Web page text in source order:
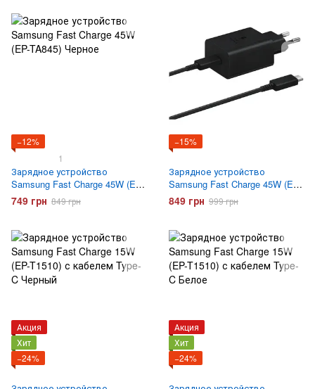
−12%
1
Зарядное устройство
Samsung Fast Charge 45W (EP-
TA845) Черное
749 грн 849 грн
−15%
Зарядное устройство
Samsung Fast Charge 45W (EP-
TA845) с кабелем Type-C
Черное
849 грн 999 грн
Акция
Хит
−24%
Акция
Хит
−24%